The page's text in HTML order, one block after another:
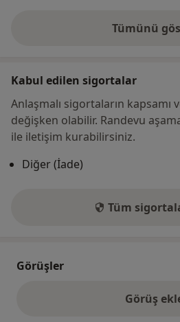
Tümünü
Kabul edilen sigortalar
Anlaşmalı sigortaların kapsamı
değişken olabilir. Randevu
ile iletişim kurabilirsiniz.
Diğer (İade)
Tüm
Görüşler
Görüş